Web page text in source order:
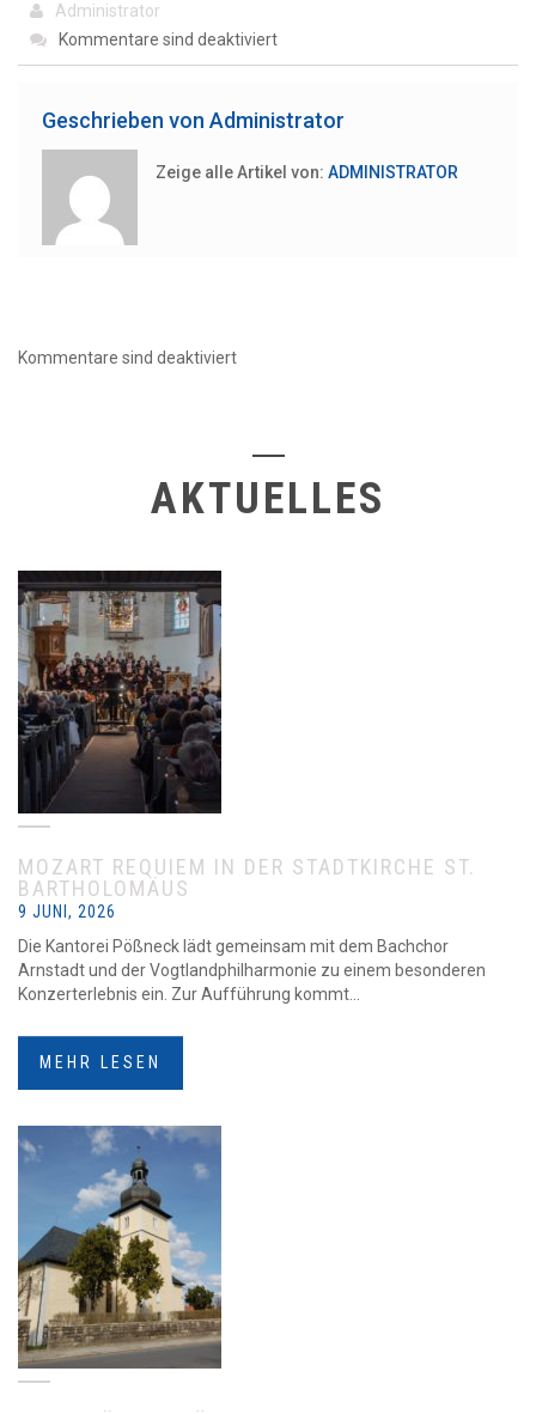
Administrator
Kommentare sind deaktiviert
Geschrieben von Administrator
Zeige alle Artikel von: ADMINISTRATOR
Kommentare sind deaktiviert
AKTUELLES
MOZART REQUIEM IN DER STADTKIRCHE ST.
BARTHOLOMÄUS
9 JUNI, 2026
Die Kantorei Pößneck lädt gemeinsam mit dem Bachchor
Arnstadt und der Vogtlandphilharmonie zu einem besonderen
Konzerterlebnis ein. Zur Aufführung kommt...
MEHR LESEN